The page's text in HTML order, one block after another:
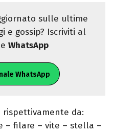
sulle ultime
e gossip? Iscriviti al
WhatsApp
WhatsApp
rispettivamente da:
– filare – vite – stella –